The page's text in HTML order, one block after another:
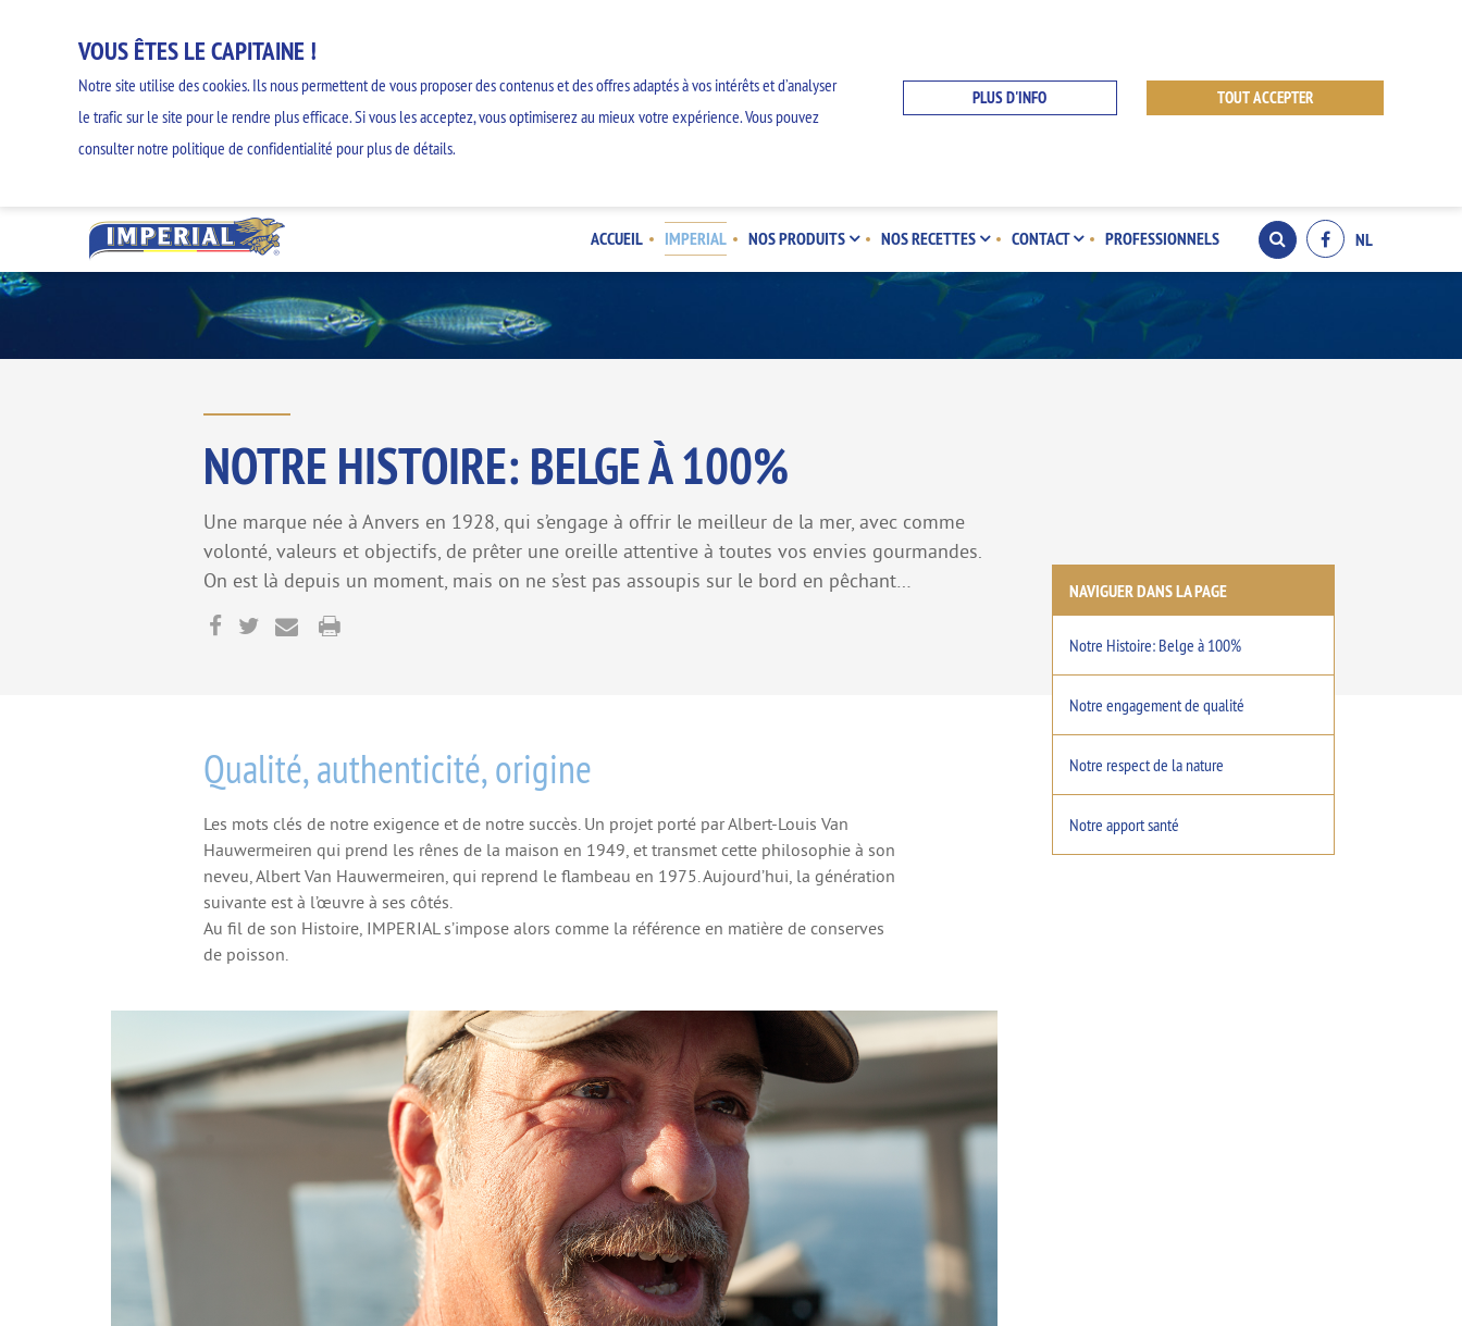
VOUS ÊTES LE CAPITAINE !
Notre site utilise des cookies. Ils nous permettent de vous proposer des contenus et des offres adaptés à vos intérêts et d’analyser
le trafic sur le site pour le rendre plus efficace. Si vous les acceptez, vous optimiserez au mieux votre expérience. Vous pouvez
consulter notre politique de confidentialité pour plus de détails.
PLUS D'INFO TOUT ACCEPTER
ACCUEIL IMPERIAL NOS PRODUITS NOS RECETTES CONTACT PROFESSIONNELS NL
IMPERIAL
NOTRE HISTOIRE: BELGE À 100%
Une marque née à Anvers en 1928, qui s’engage à offrir le meilleur de la mer, avec comme
volonté, valeurs et objectifs, de prêter une oreille attentive à toutes vos envies gourmandes.
On est là depuis un moment, mais on ne s’est pas assoupis sur le bord en pêchant…
Qualité, authenticité, origine
Les mots clés de notre exigence et de notre succès. Un projet porté par Albert-Louis Van
Hauwermeiren qui prend les rênes de la maison en 1949, et transmet cette philosophie à son
neveu, Albert Van Hauwermeiren, qui reprend le flambeau en 1975. Aujourd’hui, la génération
suivante est à l’œuvre à ses côtés.
Au fil de son Histoire, IMPERIAL s’impose alors comme la référence en matière de conserves
de poisson.
NAVIGUER DANS LA PAGE
Notre Histoire: Belge à 100%
Notre engagement de qualité
Notre respect de la nature
Notre apport santé